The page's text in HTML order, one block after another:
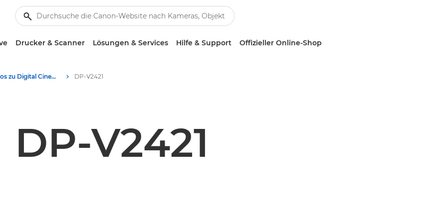
Drucker & Scanner Lösungen & Services Hilfe & Support Offizieller Online-Shop
Produktfotos zu Digital Cinema - Canon Presse Center DP-V2421
DP-V2421